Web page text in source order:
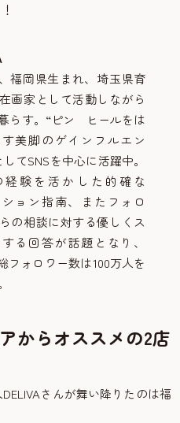
福岡県生まれ、埼玉県育
画家として活動しながら
らす。“ピン ヒールをは
す美脚のゲインフルエン
てSNSを中心に活躍中。
経験を活かした的確な
ョン指南、またフォロ
の相談に対する優しくス
る回答が話題となり、
フォロワー数は100万人を
からオススメの2店
さんが舞い降りたのは福